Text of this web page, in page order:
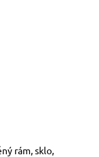
rám, sklo,